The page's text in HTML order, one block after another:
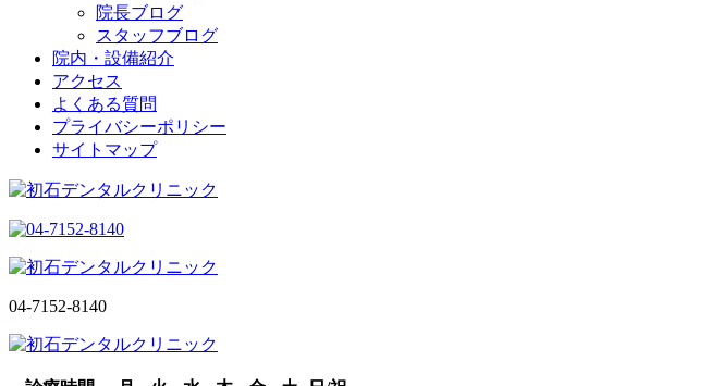
院長ブログ
スタッフブログ
院内・設備紹介
アクセス
よくある質問
プライバシーポリシー
サイトマップ
04-7152-8140